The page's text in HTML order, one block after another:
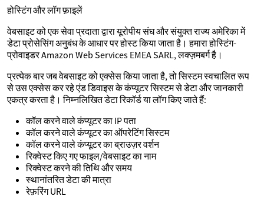
होस्टिंग और लॉग फ़ाइलें
वेबसाइट को एक सेवा प्रदाता द्वारा यूरोपीय संघ और संयुक्त राज्य अमेरिका में
डेटा प्रोसेसिंग अनुबंध के आधार पर होस्ट किया जाता है। हमारा होस्टिंग-
प्रोवाइडर Amazon Web Services EMEA SARL, लक्ज़मबर्ग है।
प्रत्येक बार जब वेबसाइट को एक्सेस किया जाता है, तो सिस्टम स्वचालित रूप
से उस एक्सेस कर रहे एंड डिवाइस के कंप्यूटर सिस्टम से डेटा और जानकारी
एकत्र करता है। निम्नलिखित डेटा रिकॉर्ड या लॉग किए जाते हैं:
कॉल करने वाले कंप्यूटर का IP पता
कॉल करने वाले कंप्यूटर का ऑपरेटिंग सिस्टम
कॉल करने वाले कंप्यूटर का ब्राउज़र वर्शन
रिक्वेस्ट किए गए फाइल/वेबसाइट का नाम
रिक्वेस्ट करने की तिथि और समय
स्थानांतरित डेटा की मात्रा
रेफ़रिंग URL